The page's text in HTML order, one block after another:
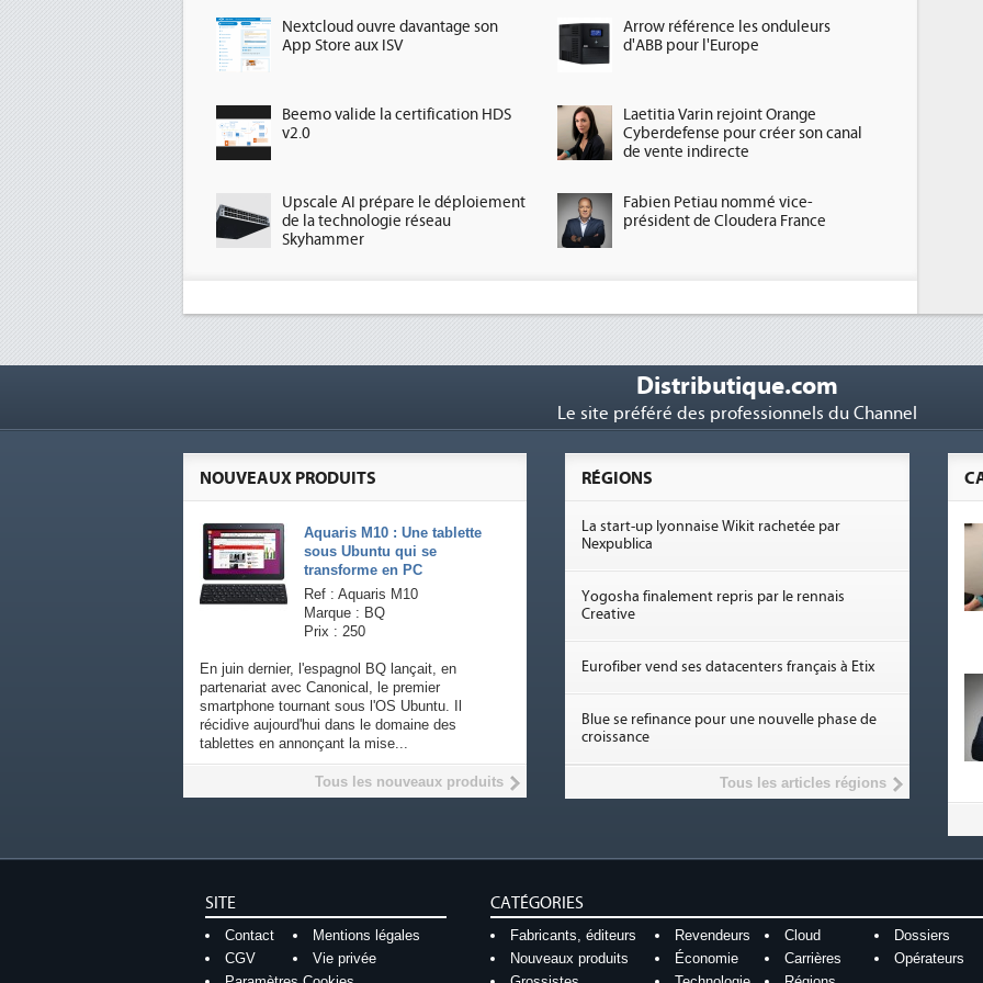
Nextcloud ouvre davantage son
App Store aux ISV
Arrow référence les onduleurs
d'ABB pour l'Europe
Beemo valide la certification HDS
v2.0
Laetitia Varin rejoint Orange
Cyberdefense pour créer son canal
de vente indirecte
Upscale AI prépare le déploiement
de la technologie réseau
Skyhammer
Fabien Petiau nommé vice-
président de Cloudera France
Distributique.com
Le site préféré des professionnels du Channel
NOUVEAUX PRODUITS
Aquaris M10 : Une tablette
sous Ubuntu qui se
transforme en PC
Ref : Aquaris M10
Marque : BQ
Prix : 250
En juin dernier, l'espagnol BQ lançait, en
partenariat avec Canonical, le premier
smartphone tournant sous l'OS Ubuntu. Il
récidive aujourd'hui dans le domaine des
tablettes en annonçant la mise...
Tous les nouveaux produits
RÉGIONS
La start-up lyonnaise Wikit rachetée par
Nexpublica
Yogosha finalement repris par le rennais
Creative
Eurofiber vend ses datacenters français à Etix
Blue se refinance pour une nouvelle phase de
croissance
Tous les articles régions
SITE
Contact
Mentions légales
CGV
Vie privée
CATÉGORIES
Fabricants, éditeurs Revendeurs Cloud
Dossiers
Nouveaux produits
Économie Carrières
Opérateurs